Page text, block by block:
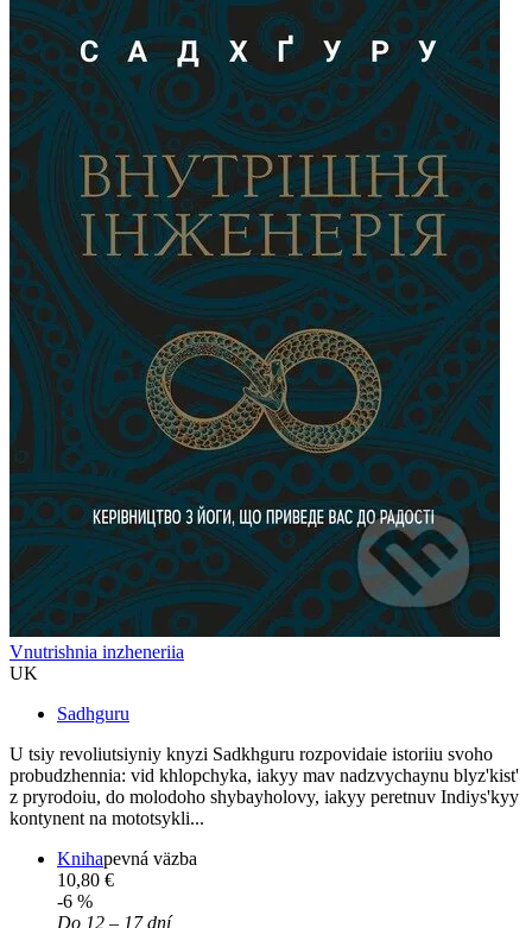
Vnutrishnia inzheneriia
UK
Sadhguru
U tsiy revoliutsiyniy knyzi Sadkhguru rozpovidaie istoriiu svoho
probudzhennia: vid khlopchyka, iakyy mav nadzvychaynu blyz'kist'
z pryrodoiu, do molodoho shybayholovy, iakyy peretnuv Indiys'kyy
kontynent na mototsykli...
Knihapevná väzba
10,80 €
-6 %
Do 12 – 17 dní